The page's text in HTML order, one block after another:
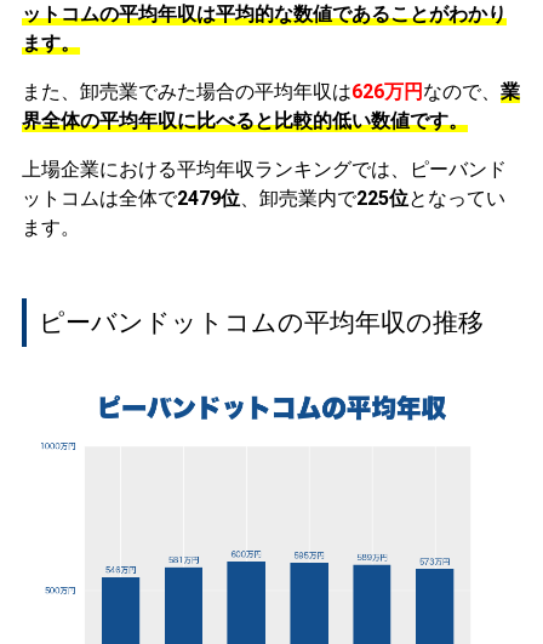
ットコムの平均年収は平均的な数値であることがわかり
ます。
また、卸売業でみた場合の平均年収は626万円 なので、 業
界全体の平均年収に比べると比較的低い数値です。
上場企業における平均年収ランキングでは、ピーバンド
ットコムは全体で2479位、卸売業内で225位となってい
ます。
ピーバンドットコムの平均年収の推移